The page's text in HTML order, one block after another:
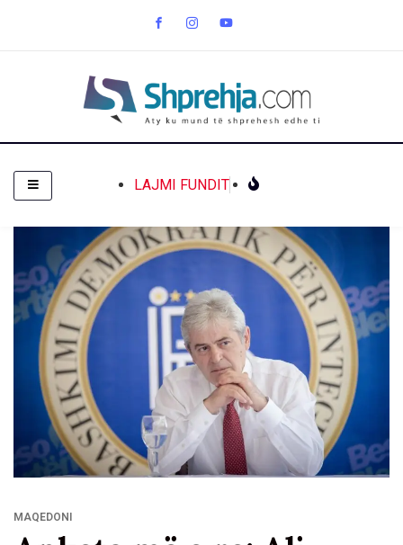
LAJMI FUNDIT
MAQEDONI